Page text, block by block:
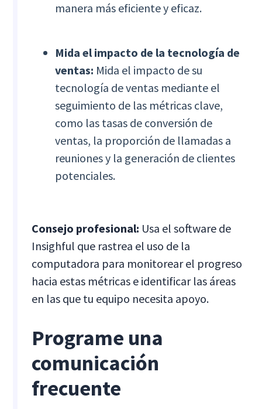
manera más eficiente y eficaz.
Mida el impacto de la tecnología de
ventas: Mida el impacto de su
tecnología de ventas mediante el
seguimiento de las métricas clave,
como las tasas de conversión de
ventas, la proporción de llamadas a
reuniones y la generación de clientes
potenciales.
Consejo profesional: Usa el software de
Insighful que rastrea el uso de la
computadora para monitorear el progreso
hacia estas métricas e identificar las áreas
en las que tu equipo necesita apoyo.
Programe una
comunicación
frecuente